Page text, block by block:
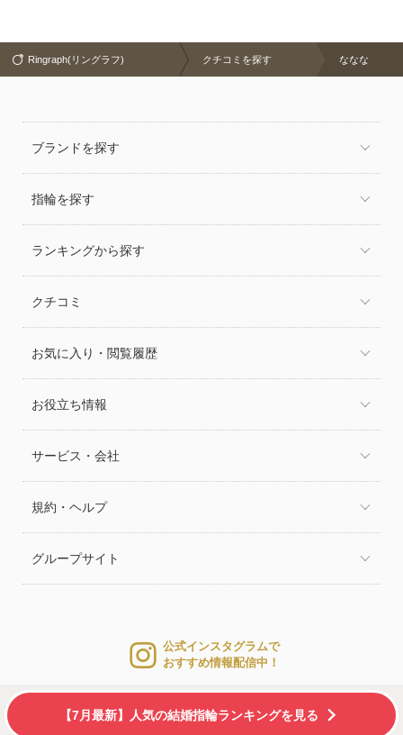
【7月最新】人気の結婚指輪ランキングを見る
Ringraph(リングラフ) クチコミを探す ななな
ブランドを探す
指輪を探す
ランキングから探す
クチコミ
お気に入り・閲覧履歴
お役立ち情報
サービス・会社
規約・ヘルプ
グループサイト
公式インスタグラムで
おすすめ情報配信中！
© 2026 WEDDING PARK CO.,LTD.